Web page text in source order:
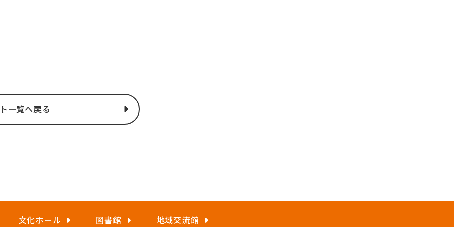
一覧へ戻る
文化ホール 図書館 地域交流館